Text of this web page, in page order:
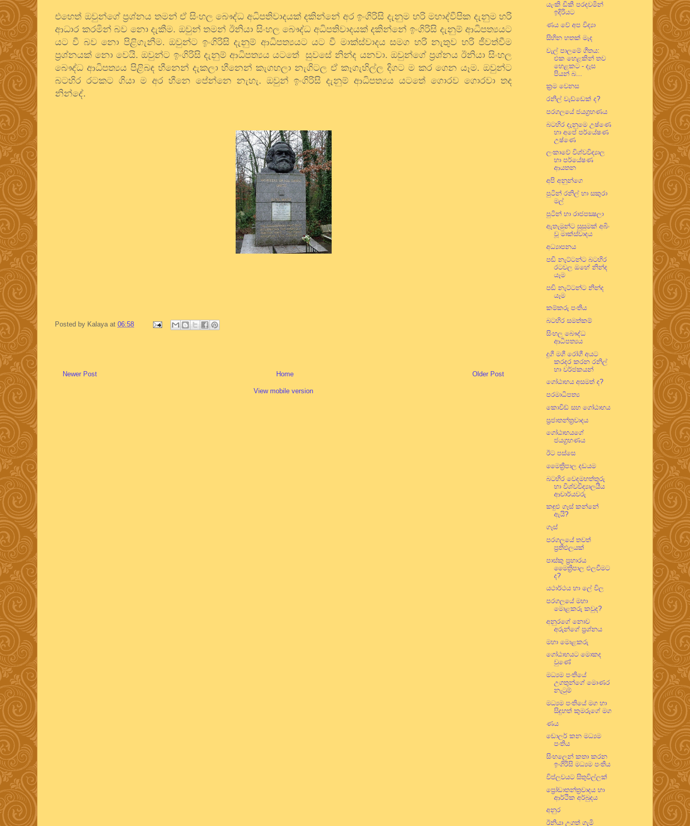
එහෙත් ඔවුන්ගේ ප්‍රශ්නය තමන් ඒ සිංහල බෞද්ධ අධිපතිවාදයක් දකින්නේ අර ඉංගිරිසි දැනුම හරි මහාද්වීපික දැනුම හරි
ආධාර කරමින් බව නො දැකීම. ඔවුන් තමන් ඊනියා සිංහල බෞද්ධ අධිපතිවාදයක් දකින්නේ ඉංගිරිසි දැනුම් ආධිපත්‍යයට
යට වී බව නො පිළිගැනීම.ඔවුන්ට ඉංගිරිසි දැනුම් ආධිපත්‍යයට යට වී මාක්ස්වාදය සමග හරි නැතුව හරි ජීවත්වීම
ප්‍රශ්නයක් නො වෙයි.ඔවුන්ට ඉංගිරිසි දැනුම් ආධිපත්‍යය යටතේ සුවසේ නින්ද යනවා. ඔවුන්ගේ ප්‍රශ්නය ඊනියා සිංහල
බෞද්ධ ආධිපත්‍යය පිළිබඳ හීනෙන් දැකලා හීනෙන් කැගහලා නැගිටල ඒ කෑගැහිල්ල දිගට ම කර ගෙන යෑම.ඔවුන්ට
බටහිර රටකට ගියා ම අර හීනෙ පේන්නෙ නැහැ. ඔවුන් ඉංගිරිසි දැනුම් ආධිපත්‍යය යටතේ ගොරව ගොරවා තද
නින්දේ.
Posted by Kalaya at 06:58
Newer Post Older Post
Home
View mobile version
යැංකි ඩිකී පරදවමින්
ඉදිරියට
ණය වේ අප විද්‍යා
සිහින හතක් මැද
වැල් පාලමේ ගීතය:
එක හෙළකින් තව
හෙළකට - දෑස
පියන් බ...
ක්‍රම වෙනස
රනිල් වැඩ්ඩෙක් ද?
පරගලයේ ජයග්‍රහණය
බටහිර දැනුමෙ උෂ්ණෙ
හා අපේ පර්යේෂණ
උෂ්ණෙ
ලංකාවේ විශ්වවිද්‍යාල
හා පර්යේෂණ
ආයතන
අපි අනුන්ගෙ
පුටින් රනිල් හා සකුරා
මල්
පුටින් හා රාජපක්‍ෂලා
ඇතැමුන්ට සුසුමක් අබිං
වූ මාක්ස්වාදය
අධ්‍යාපනය
පඬි නැට්ටන්ට බටහිර
රටවල ඔහේ නින්ද
යෑම
පඬි නැට්ටන්ට නින්ද
යෑම
කම්කරු පංතිය
බටහිර සමත්කම්
සිංහල බෞද්ධ
ආධිපත්‍යය
දුගී මගී රෝගී අයට
කරදර කරන රනිල්
හා වර්ජකයන්
ගෝඨාභය අසමත් ද?
පරමාධිපත්‍ය
කොවිඩ් සහ ගෝඨාභය
ප්‍රජාතන්ත්‍රවාදය
ගෝඨාභයගේ
ජයග්‍රහණය
ඊට පස්සෙ
මෛත්‍රිපාල දඩයම
බටහිර වෙදමහත්තුරු
හා විශ්වවිද්‍යාලයීය
ආචාර්යවරු
කඳුළු ගෑස් කන්නේ
ඇයි?
ගෑස්
පරගලයේ තවත්
ප්‍රතිඵලයක්
පාස්කු ප්‍රහාරය
මෛත්‍රිපාල එලවීමට
ද?
යථාර්ථය හා ලේ විල
පරගලයේ මහා
මොළකරු කවුද?
අනුරගේ නොව
අරුන්ගේ ප්‍රශ්නය
මහා මොළකරු
ගෝඨාභයට මොකද
වුණේ
මධ්‍යම පංතියේ
උගතුන්ගේ මොණර
නැටුම්
මධ්‍යම පංතියේ මග හා
සිදුහත් කුමරුගේ මග
ණය
ඩොලර් කන මධ්‍යම
පංතිය
සිංහලෙන් කතා කරන
ඉංගිරිසි මධ්‍යම පංතිය
විප්ලවයට සිතුවිල්ලක්
ප්‍රෝඩාතන්ත්‍රවාදය හා
ආර්ථික අර්බුදය
අනුර
ඊනියා උගත් ගැමි